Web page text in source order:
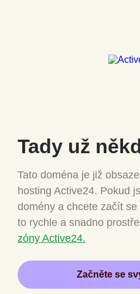
Tady už
Tato doména je již
hosting Active24. Pokud
domény a chcete začít se
to rychle a snadno
zóny Active24.
Začněte se